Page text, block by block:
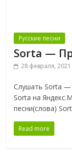
Русские песни
Sorta —
28 февраля, 2021
Слушать Sorta
Sorta на
песни(слова)
Read more